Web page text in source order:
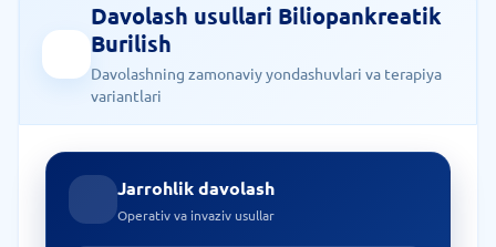
Davolash usullari Biliopankreatik
Burilish
Davolashning zamonaviy yondashuvlari va terapiya
variantlari
Jarrohlik davolash
Operativ va invaziv usullar